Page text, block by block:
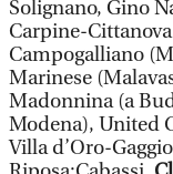
Solignano, Gino
Carpine-
Campogalliano
Marinese
Madonnina (a
Modena), United
Villa d’Oro-